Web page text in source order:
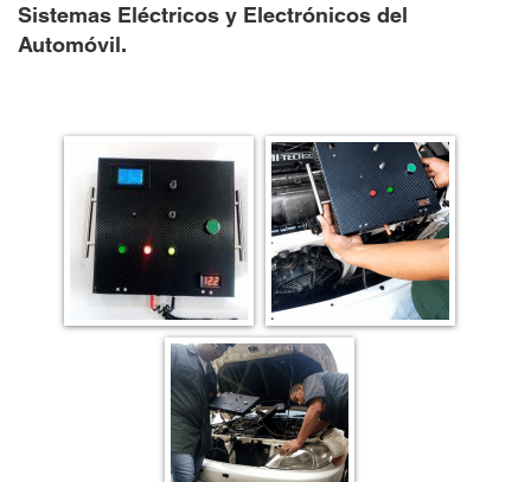
Sistemas Eléctricos y Electrónicos del
Automóvil.